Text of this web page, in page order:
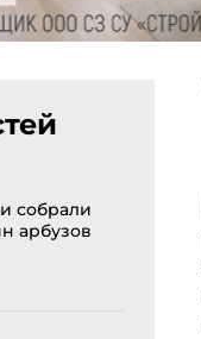
собрали
арбузов